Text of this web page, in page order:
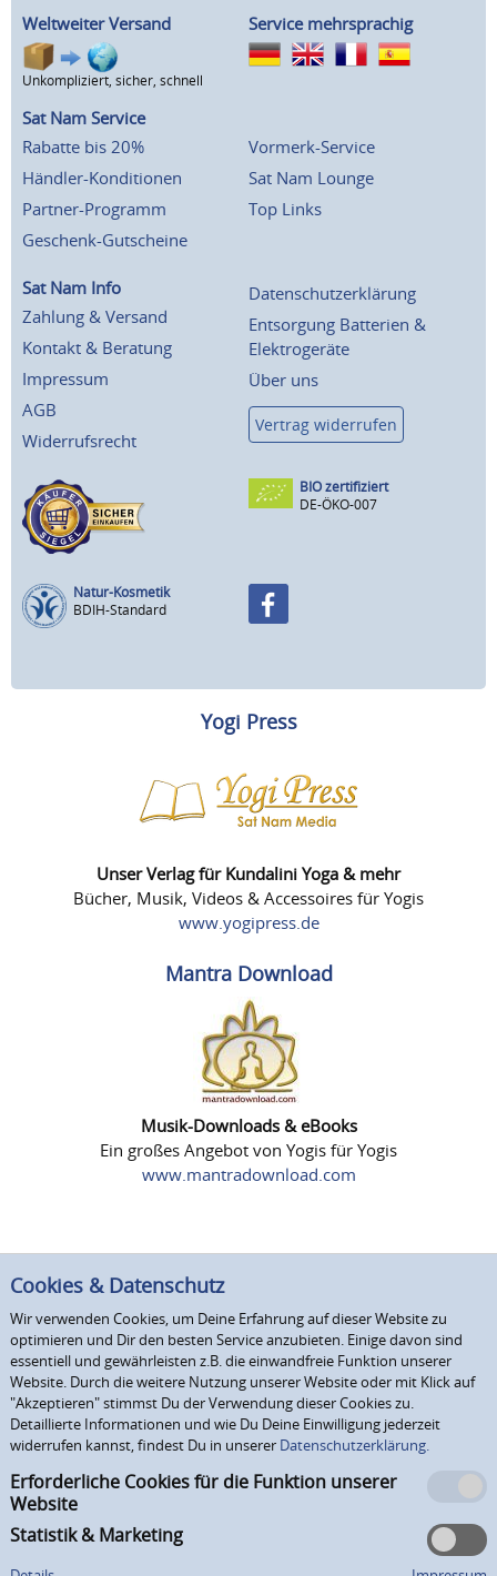
Weltweiter Versand
Unkompliziert, sicher, schnell
Service mehrsprachig
Sat Nam Service
Rabatte bis 20%
Händler-Konditionen
Partner-Programm
Geschenk-Gutscheine
Vormerk-Service
Sat Nam Lounge
Top Links
Sat Nam Info
Zahlung & Versand
Kontakt & Beratung
Impressum
AGB
Widerrufsrecht
Datenschutzerklärung
Entsorgung Batterien &
Elektrogeräte
Über uns
Vertrag widerrufen
BIO zertifiziert
DE-ÖKO-007
Natur-Kosmetik
BDIH-Standard
Yogi Press
Unser Verlag für Kundalini Yoga & mehr
Bücher, Musik, Videos & Accessoires für Yogis
www.yogipress.de
Mantra Download
Musik-Downloads & eBooks
Ein großes Angebot von Yogis für Yogis
www.mantradownload.com
Cookies & Datenschutz
Wir verwenden Cookies, um Deine Erfahrung auf dieser Website zu
optimieren und Dir den besten Service anzubieten. Einige davon sind
essentiell und gewährleisten z.B. die einwandfreie Funktion unserer
Website. Durch die weitere Nutzung unserer Website oder mit Klick auf
"Akzeptieren" stimmst Du der Verwendung dieser Cookies zu.
Detaillierte Informationen und wie Du Deine Einwilligung jederzeit
widerrufen kannst, findest Du in unserer Datenschutzerklärung.
Erforderliche Cookies für die Funktion unserer
Website
Statistik & Marketing